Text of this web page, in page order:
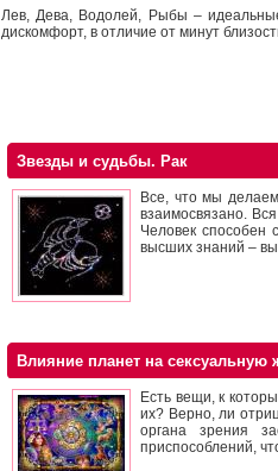
Лев, Дева, Водолей, Рыбы –
дискомфорт, в отличие от минут
Звезды и судьбы. Рак
Все, что мы
взаимосвязано.
Человек способен
высших знаний –
Влияние планет на сексуальную
Есть вещи, к
их? Верно, ли
органа зрения
приспособлений,